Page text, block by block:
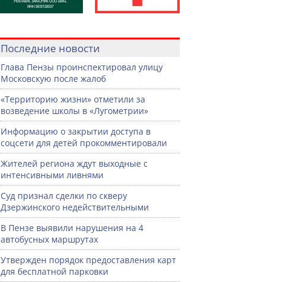
Последние новости
Глава Пензы проинспектировал улицу
Московскую после жалоб
«Территорию жизни» отметили за
возведение школы в «Лугометрии»
Информацию о закрытии доступа в
соцсети для детей прокомментировали
Жителей региона ждут выходные с
интенсивными ливнями
Суд признал сделки по скверу
Дзержинского недействительными
В Пензе выявили нарушения на 4
автобусных маршрутах
Утвержден порядок предоставления карт
для бесплатной парковки